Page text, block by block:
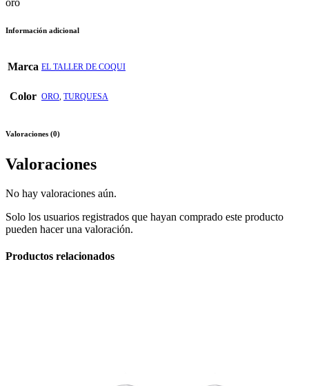
Información adicional
Marca EL TALLER DE COQUI
Color ORO TURQUESA
Valoraciones (0)
Valoraciones
No hay valoraciones aún.
Solo los usuarios registrados que hayan comprado este producto
pueden hacer una valoración.
Productos relacionados